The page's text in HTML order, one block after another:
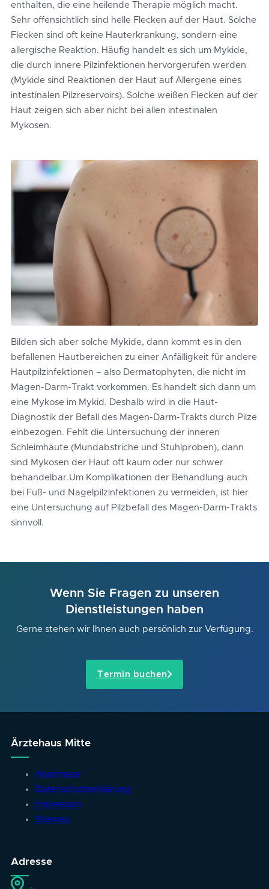
enthalten, die eine heilende Therapie möglich macht.
Sehr offensichtlich sind helle Flecken auf der Haut. Solche
Flecken sind oft keine Hauterkrankung, sondern eine
allergische Reaktion. Häufig handelt es sich um Mykide,
die durch innere Pilzinfektionen hervorgerufen werden
(Mykide sind Reaktionen der Haut auf Allergene eines
intestinalen Pilzreservoirs). Solche weißen Flecken auf der
Haut zeigen sich aber nicht bei allen intestinalen
Mykosen.
Bilden sich aber solche Mykide, dann kommt es in den
befallenen Hautbereichen zu einer Anfälligkeit für andere
Hautpilzinfektionen – also Dermatophyten, die nicht im
Magen-Darm-Trakt vorkommen. Es handelt sich dann um
eine Mykose im Mykid. Deshalb wird in die Haut-
Diagnostik der Befall des Magen-Darm-Trakts durch Pilze
einbezogen. Fehlt die Untersuchung der inneren
Schleimhäute (Mundabstriche und Stuhlproben), dann
sind Mykosen der Haut oft kaum oder nur schwer
behandelbar.Um Komplikationen der Behandlung auch
bei Fuß- und Nagelpilzinfektionen zu vermeiden, ist hier
eine Untersuchung auf Pilzbefall des Magen-Darm-Trakts
sinnvoll.
Wenn Sie Fragen zu unseren
Dienstleistungen haben
Gerne stehen wir Ihnen auch persönlich zur Verfügung.
Termin buchen
Ärztehaus Mitte
Anamnese
Datenschutzerklärung
Impressum
Sitemap
Adresse